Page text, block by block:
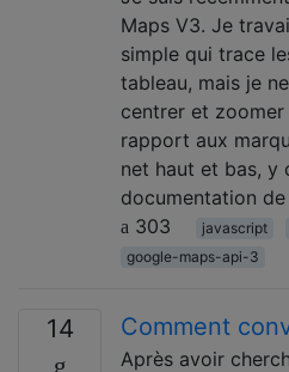
Maps V3. Je
simple qui trace
tableau, mais je
centrer et
rapport aux
net haut et bas, y
documentation
303
javascript
google-maps-api-3
14 Comment
Après avoir